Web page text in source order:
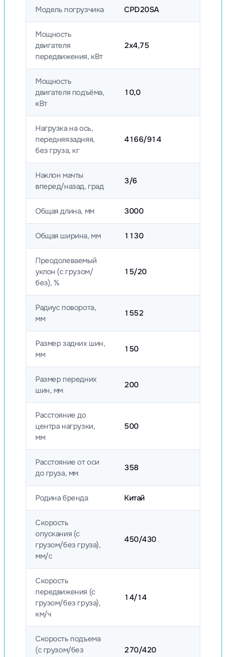
Модель погрузчика CPD20SA
Мощность
двигателя
передвижения, кВт
2х4,75
Мощность
двигателя подъёма,
кВт
10,0
Нагрузка на ось,
передняязадняя,
без груза, кг
4166/914
Наклон мачты
вперед/назад, град
3/6
Общая длина, мм 3000
Общая ширина, мм 1130
Преодолеваемый
уклон (с грузом/
без), %
15/20
Радиус поворота,
мм
1552
Размер задних шин,
мм
150
Размер передних
шин, мм
200
Расстояние до
центра нагрузки,
мм
500
Расстояние от оси
до груза, мм
358
Родина бренда Китай
Скорость
опускания (с
грузом/без груза),
мм/с
450/430
Скорость
передвижения (с
грузом/без груза),
км/ч
14/14
Скорость подъема
(с грузом/без
270/420